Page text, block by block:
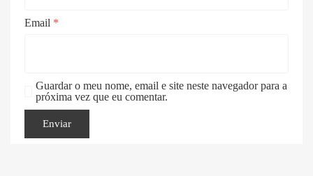
Email *
Guardar o meu nome, email e site neste navegador para a
próxima vez que eu comentar.